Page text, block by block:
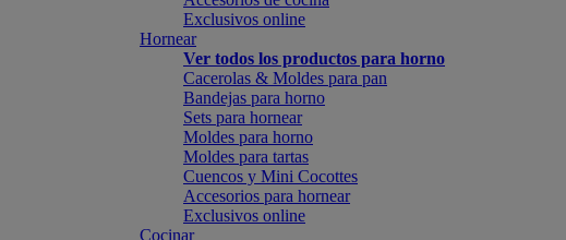
Exclusivos online
Hornear
Ver todos los productos para horno
Cacerolas & Moldes para pan
Bandejas para horno
Sets para hornear
Moldes para horno
Moldes para tartas
Cuencos y Mini Cocottes
Accesorios para hornear
Exclusivos online
Cocinar